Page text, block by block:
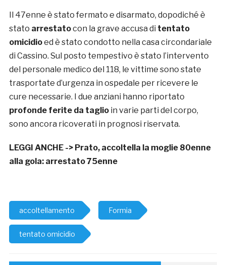
Il 47enne è stato fermato e disarmato, dopodiché è
stato arrestatocon la grave accusa di tentato
omicidioed è stato condotto nella casa circondariale
di Cassino. Sul posto tempestivo è stato l’intervento
del personale medico del 118, le vittime sono state
trasportate d’urgenza in ospedale per ricevere le
cure necessarie. I due anziani hanno riportato
profonde ferite da taglioin varie parti del corpo,
sono ancora ricoverati in prognosi riservata.
LEGGI ANCHE -> Prato, accoltella la moglie 80enne
alla gola: arrestato 75enne
accoltellamento Formia
tentato omicidio